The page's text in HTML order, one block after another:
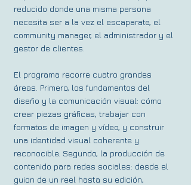
reducido donde una misma persona
necesita ser a la vez el escaparate, el
community manager, el administrador y el
gestor de clientes.
El programa recorre cuatro grandes
áreas. Primero, los fundamentos del
diseño y la comunicación visual: cómo
crear piezas gráficas, trabajar con
formatos de imagen y vídeo, y construir
una identidad visual coherente y
reconocible. Segundo, la producción de
contenido para redes sociales: desde el
guion de un reel hasta su edición,